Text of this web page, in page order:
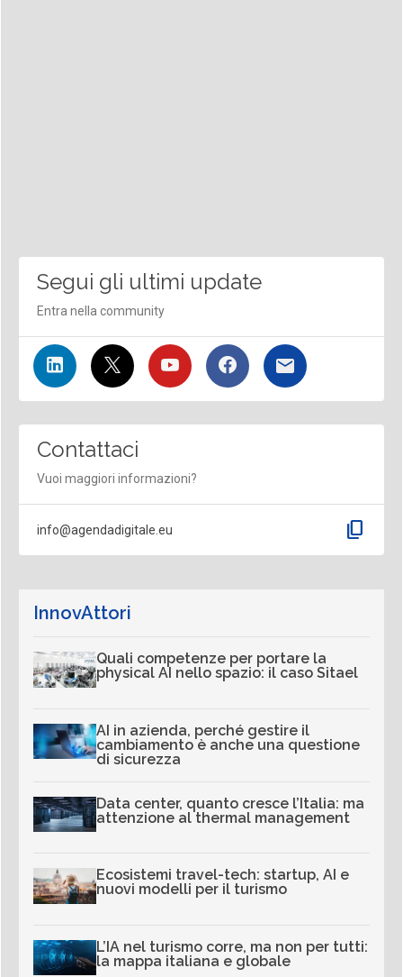
Segui gli ultimi update
Entra nella community
Contattaci
Vuoi maggiori informazioni?
info@agendadigitale.eu content_copy
InnovAttori
Quali competenze per portare la
physical AI nello spazio: il caso Sitael
AI in azienda, perché gestire il
cambiamento è anche una questione
di sicurezza
Data center, quanto cresce l’Italia: ma
attenzione al thermal management
Ecosistemi travel-tech: startup, AI e
nuovi modelli per il turismo
L’IA nel turismo corre, ma non per tutti:
la mappa italiana e globale